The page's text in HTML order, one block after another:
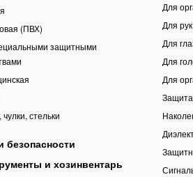
(ПВХ)
защитными
чулки, стельки
безопасности
и хозинвентарь
Для
Для рук
Для
Для
Для